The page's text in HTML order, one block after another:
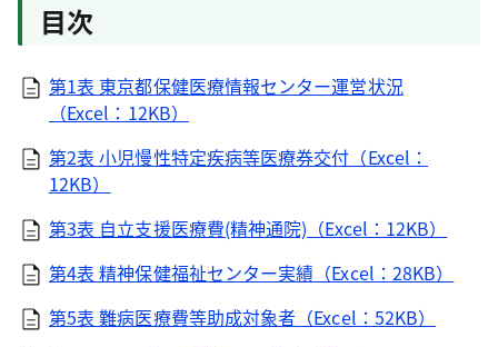
目次
第1表 東京都保健医療情報センター運営状況
（Excel：12KB）
第2表 小児慢性特定疾病等医療券交付（Excel：
12KB）
第3表 自立支援医療費(精神通院)（Excel：12KB）
第4表 精神保健福祉センター実績（Excel：28KB）
第5表 難病医療費等助成対象者（Excel：52KB）